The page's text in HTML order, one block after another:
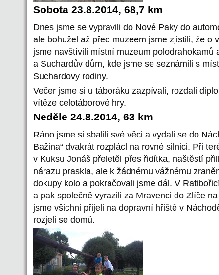
Sobota 23.8.2014, 68,7 km
Dnes jsme se vypravili do Nové Paky do
ale bohužel až před muzeem jsme zjistili, že o
jsme navštívili místní muzeum polodrahokamů
a Suchardův dům, kde jsme se seznámili s
Suchardovy rodiny.
Večer jsme si u táboráku zazpívali, rozdali
vítěze celotáborové hry.
Neděle 24.8.2014, 63 km
Ráno jsme si sbalili své věci a vydali se do
Bažina“ dvakrát rozplácl na rovné silnici. Při
v Kuksu Jonáš přeletěl přes řidítka, naštěstí
nárazu praskla, ale k žádnému vážnému
dokupy kolo a pokračovali jsme dál. V
a pak společně vyrazili za Mravenci do Zlíče
jsme všichni přijeli na dopravní hřiště v
rozjeli se domů.